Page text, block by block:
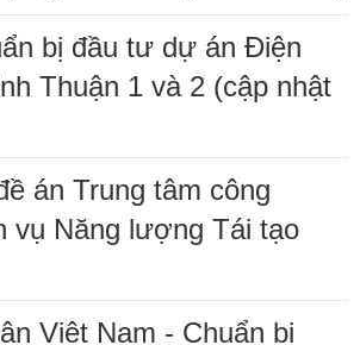
bị đầu tư dự án Điện
Thuận 1 và 2 (cập nhật
án Trung tâm công
vụ Năng lượng Tái tạo
Việt Nam - Chuẩn bị